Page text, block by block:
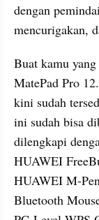
dengan
mencurigakan,
Buat kamu
MatePad Pro
kini sudah
ini sudah bisa
dilengkapi
HUAWEI
HUAWEI M-
Bluetooth